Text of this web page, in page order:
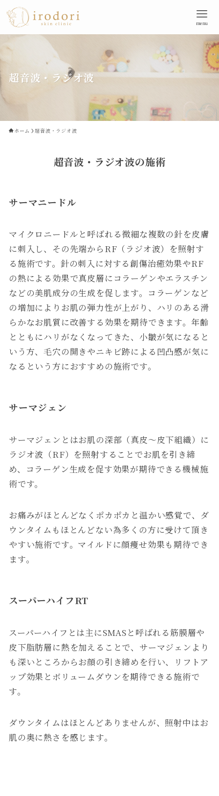
menu
超音波・ラジオ波
ホーム 超音波・ラジオ波
超音波・ラジオ波の施術
サーマニードル
マイクロニードルと呼ばれる微細な複数の針を皮膚
に刺入し、その先端からRF（ラジオ波）を照射す
る施術です。針の刺入に対する創傷治癒効果やRF
の熱による効果で真皮層にコラーゲンやエラスチン
などの美肌成分の生成を促します。コラーゲンなど
の増加によりお肌の弾力性が上がり、ハリのある滑
らかなお肌質に改善する効果を期待できます。年齢
とともにハリがなくなってきた、小皺が気になると
いう方、毛穴の開きやニキビ跡による凹凸感が気に
なるという方におすすめの施術です。
サーマジェン
サーマジェンとはお肌の深部（真皮〜皮下組織）に
ラジオ波（RF）を照射することでお肌を引き締
め、コラーゲン生成を促す効果が期待できる機械施
術です。
お痛みがほとんどなくポカポカと温かい感覚で、ダ
ウンタイムもほとんどない為多くの方に受けて頂き
やすい施術です。マイルドに顔痩せ効果も期待でき
ます。
スーパーハイフRT
スーパーハイフとは主にSMASと呼ばれる筋膜層や
皮下脂肪層に熱を加えることで、サーマジェンより
も深いところからお顔の引き締めを行い、リフトア
ップ効果とボリュームダウンを期待できる施術で
す。
ダウンタイムはほとんどありませんが、照射中はお
肌の奥に熱さを感じます。